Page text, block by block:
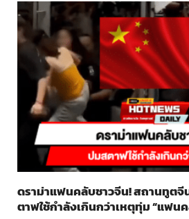
ดราม่าแฟนคลับชาวจีน! สถานทูตจี
ตาฟใช้กำลังเกินกว่าเหตุทุ่ม “แฟน